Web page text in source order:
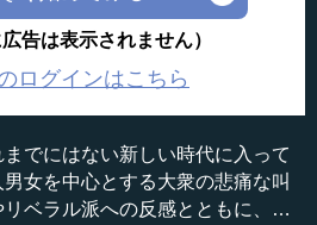
告は表示されません）
ログインはこちら
でにはない新しい時代に入って
女を中心とする大衆の悲痛な叫
ベラル派への反感とともに、ト